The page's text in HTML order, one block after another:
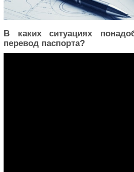
В каких ситуациях
перевод паспорта?